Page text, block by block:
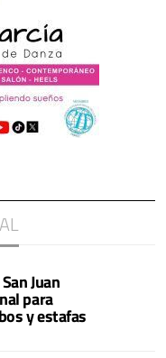
Juan
para
y estafas